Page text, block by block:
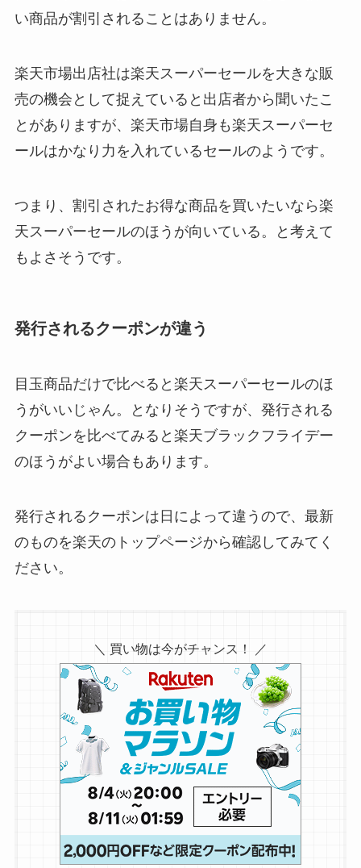
い商品が割引されることはありません。
楽天市場出店社は楽天スーパーセールを大きな販
売の機会として捉えていると出店者から聞いたこ
とがありますが、楽天市場自身も楽天スーパーセ
ールはかなり力を入れているセールのようです。
つまり、割引されたお得な商品を買いたいなら楽
天スーパーセールのほうが向いている。と考えて
もよさそうです。
発行されるクーポンが違う
目玉商品だけで比べると楽天スーパーセールのほ
うがいいじゃん。となりそうですが、発行される
クーポンを比べてみると楽天ブラックフライデー
のほうがよい場合もあります。
発行されるクーポンは日によって違うので、最新
のものを楽天のトップページから確認してみてく
ださい。
＼ 買い物は今がチャンス！ ／